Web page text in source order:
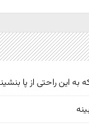
این راحتی از پا